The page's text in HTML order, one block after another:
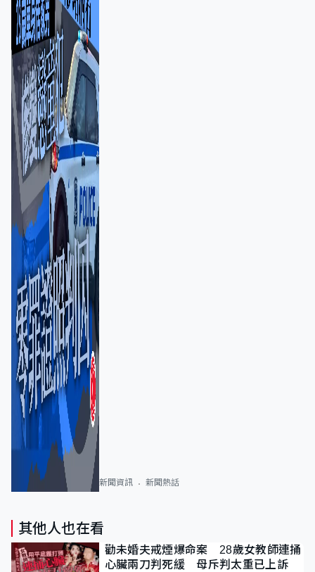
新聞資訊 新聞熱話
其他人也在看
勸未婚夫戒煙爆命案 28歲女教師連捅
心臟兩刀判死緩 母斥判太重已上訴